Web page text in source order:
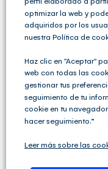
QUIENES SOMOS
optimizar la web y
adquiridos por los
nuestra Política de
Haz clic en "Aceptar"
web con todas las
gestionar tus
seguimiento de tu
cookie en tu
hacer seguimiento.”
Leer más sobre las